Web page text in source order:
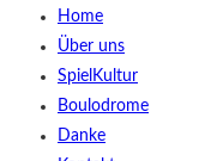
Home
Über uns
SpielKultur
Boulodrome
Danke